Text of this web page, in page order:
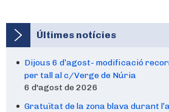
Últimes notícies
Dijous 6 d’agost- modificació
per tall al c/Verge de Núria
6 d'agost de 2026
Gratuïtat de la zona blava durant